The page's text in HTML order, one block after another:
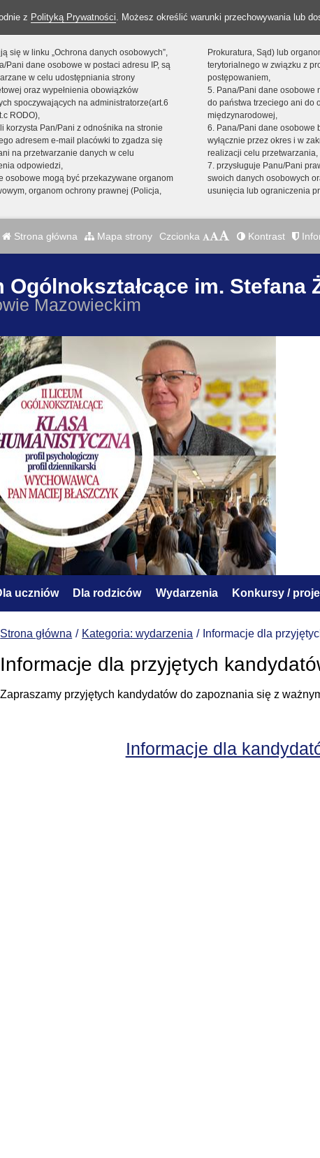
z Polityką Prywatności. Możesz określić warunki przechowywania lub
się w linku „Ochrona danych osobowych”,
Pani dane osobowe w postaci adresu IP, są
w celu udostępniania strony
oraz wypełnienia obowiązków
spoczywających na administratorze(art.6
RODO),
korzysta Pan/Pani z odnośnika na stronie
adresem e-mail placówki to zgadza się
na przetwarzanie danych w celu
odpowiedzi,
osobowe mogą być przekazywane organom
organom ochrony prawnej (Policja,
Prokuratura, Sąd) lub
terytorialnego w związku z
postępowaniem,
5. Pana/Pani dane osobowe
do państwa trzeciego ani do
międzynarodowej,
6. Pana/Pani dane osobowe
wyłącznie przez okres i w
realizacji celu przetwarzania,
7. przysługuje Panu/Pani
swoich danych osobowych
usunięcia lub ograniczenia
Strona główna Mapa strony Czcionka Kontrast
Ogólnokształcące im. Stefana
Mazowieckim
uczniów Dla rodziców Wydarzenia Konkursy /
Strona główna Kategoria: wydarzenia Informacje dla
Informacje dla przyjętych
Zapraszamy przyjętych kandydatów do zapoznania się z
Informacje dla